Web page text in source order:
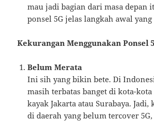
mau jadi bagian dari masa depan
ponsel 5G jelas langkah awal yang
Kekurangan Menggunakan Ponsel
Belum Merata
Ini sih yang bikin bete. Di
masih terbatas banget di kota-kota
kayak Jakarta atau Surabaya.
di daerah yang belum tercover